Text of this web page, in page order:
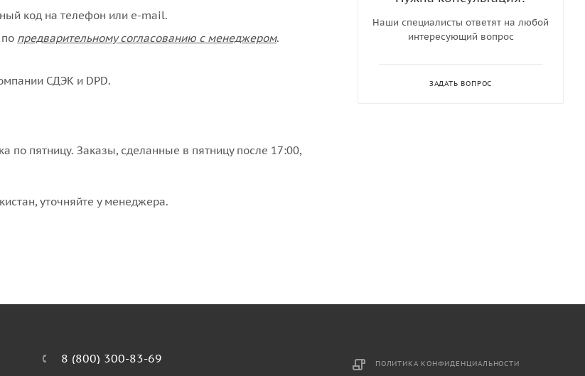
код на телефон или e-mail.
предварительному согласованию с менеджером.
СДЭК и DPD.
пятницу. Заказы, сделанные в пятницу после 17:00,
уточняйте у менеджера.
Наши специалисты ответят на любой
интересующий вопрос
ЗАДАТЬ ВОПРОС
8 (800) 300-83-69 ПОЛИТИКА КОНФИДЕНЦИАЛЬНОСТИ